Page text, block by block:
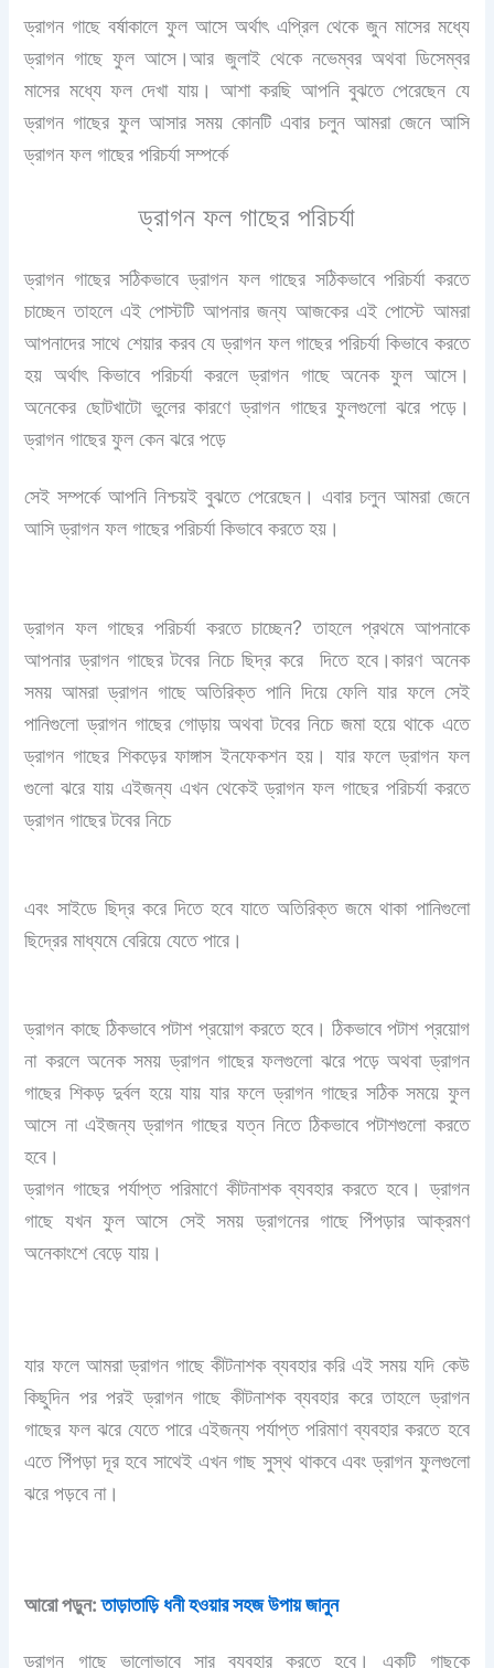
ড্রাগন গাছে বর্ষাকালে ফুল আসে অর্থাৎ এপ্রিল থেকে জুন মাসের মধ্যে
ড্রাগন গাছে ফুল আসে।আর জুলাই থেকে নভেম্বর অথবা ডিসেম্বর
মাসের মধ্যে ফল দেখা যায়। আশা করছি আপনি বুঝতে পেরেছেন যে
ড্রাগন গাছের ফুল আসার সময় কোনটি এবার চলুন আমরা জেনে আসি
ড্রাগন ফল গাছের পরিচর্যা সম্পর্কে
ড্রাগন ফল গাছের পরিচর্যা
ড্রাগন গাছের সঠিকভাবে ড্রাগন ফল গাছের সঠিকভাবে পরিচর্যা করতে
চাচ্ছেন তাহলে এই পোস্টটি আপনার জন্য আজকের এই পোস্টে আমরা
আপনাদের সাথে শেয়ার করব যে ড্রাগন ফল গাছের পরিচর্যা কিভাবে করতে
হয় অর্থাৎ কিভাবে পরিচর্যা করলে ড্রাগন গাছে অনেক ফুল আসে।
অনেকের ছোটখাটো ভুলের কারণে ড্রাগন গাছের ফুলগুলো ঝরে পড়ে।
ড্রাগন গাছের ফুল কেন ঝরে পড়ে
সেই সম্পর্কে আপনি নিশ্চয়ই বুঝতে পেরেছেন। এবার চলুন আমরা জেনে
আসি ড্রাগন ফল গাছের পরিচর্যা কিভাবে করতে হয়।
ড্রাগন ফল গাছের পরিচর্যা করতে চাচ্ছেন? তাহলে প্রথমে আপনাকে
আপনার ড্রাগন গাছের টবের নিচে ছিদ্র করে দিতে হবে।কারণ অনেক
সময় আমরা ড্রাগন গাছে অতিরিক্ত পানি দিয়ে ফেলি যার ফলে সেই
পানিগুলো ড্রাগন গাছের গোড়ায় অথবা টবের নিচে জমা হয়ে থাকে এতে
ড্রাগন গাছের শিকড়ের ফাঙ্গাস ইনফেকশন হয়। যার ফলে ড্রাগন ফল
গুলো ঝরে যায় এইজন্য এখন থেকেই ড্রাগন ফল গাছের পরিচর্যা করতে
ড্রাগন গাছের টবের নিচে
এবং সাইডে ছিদ্র করে দিতে হবে যাতে অতিরিক্ত জমে থাকা পানিগুলো
ছিদ্রের মাধ্যমে বেরিয়ে যেতে পারে।
ড্রাগন কাছে ঠিকভাবে পটাশ প্রয়োগ করতে হবে। ঠিকভাবে পটাশ প্রয়োগ
না করলে অনেক সময় ড্রাগন গাছের ফলগুলো ঝরে পড়ে অথবা ড্রাগন
গাছের শিকড় দুর্বল হয়ে যায় যার ফলে ড্রাগন গাছের সঠিক সময়ে ফুল
আসে না এইজন্য ড্রাগন গাছের যত্ন নিতে ঠিকভাবে পটাশগুলো করতে
হবে।
ড্রাগন গাছের পর্যাপ্ত পরিমাণে কীটনাশক ব্যবহার করতে হবে। ড্রাগন
গাছে যখন ফুল আসে সেই সময় ড্রাগনের গাছে পিঁপড়ার আক্রমণ
অনেকাংশে বেড়ে যায়।
যার ফলে আমরা ড্রাগন গাছে কীটনাশক ব্যবহার করি এই সময় যদি কেউ
কিছুদিন পর পরই ড্রাগন গাছে কীটনাশক ব্যবহার করে তাহলে ড্রাগন
গাছের ফল ঝরে যেতে পারে এইজন্য পর্যাপ্ত পরিমাণ ব্যবহার করতে হবে
এতে পিঁপড়া দূর হবে সাথেই এখন গাছ সুস্থ থাকবে এবং ড্রাগন ফুলগুলো
ঝরে পড়বে না।
আরো পড়ুন:তাড়াতাড়ি ধনী হওয়ার সহজ উপায় জানুন
ড্রাগন গাছে ভালোভাবে সার ব্যবহার করতে হবে। একটি গাছকে